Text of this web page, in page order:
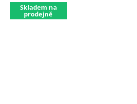
Skladem na
prodejně